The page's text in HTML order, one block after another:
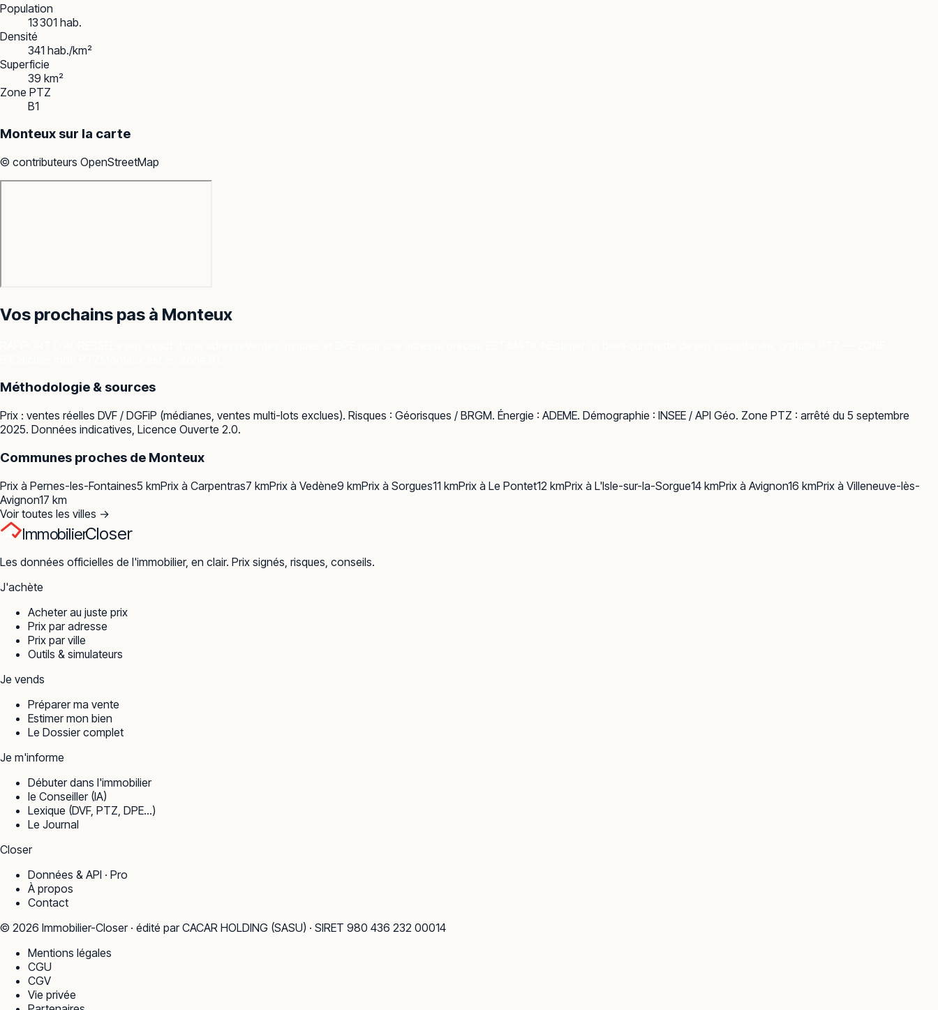
Population
13 301 hab.
Densité
341 hab./km²
Superficie
39 km²
Zone PTZ
B1
Monteux sur la carte
© contributeurs OpenStreetMap
Vos prochains pas à Monteux
Méthodologie & sources
Prix : ventes réelles DVF / DGFiP (médianes, ventes multi-lots exclues). Risques : Géorisques / BRGM. Énergie : ADEME. Démographie : INSEE / API Géo. Zone PTZ : arrêté du 5 septembre
2025. Données indicatives, Licence Ouverte 2.0.
Communes proches de Monteux
Prix à Pernes-les-Fontaines5 kmPrix à Carpentras7 kmPrix à Vedène9 kmPrix à Sorgues11 kmPrix à Le Pontet12 kmPrix à L'Isle-sur-la-Sorgue14 kmPrix à Avignon16 kmPrix à Villeneuve-lès-
Avignon17 km
Voir toutes les villes →
ImmobilierCloser
Les données officielles de l'immobilier, en clair. Prix signés, risques, conseils.
J'achète
Acheter au juste prix
Prix par adresse
Prix par ville
Outils & simulateurs
Je vends
Préparer ma vente
Estimer mon bien
Le Dossier complet
Je m'informe
Débuter dans l'immobilier
le Conseiller (IA)
Lexique (DVF, PTZ, DPE…)
Le Journal
Closer
Données & API · Pro
À propos
Contact
© 2026 Immobilier-Closer · édité par CACAR HOLDING (SASU) · SIRET 980 436 232 00014
Mentions légales
CGU
CGV
Vie privée